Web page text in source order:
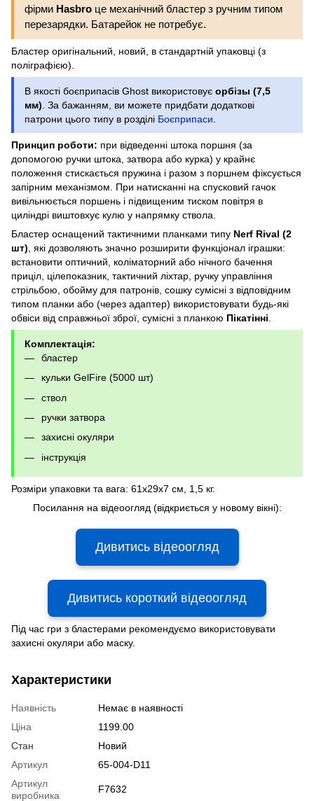
фірми Hasbro це механічний бластер з ручним типом
перезарядки. Батарейок не потребує.
Бластер оригінальний, новий, в стандартній упаковці (з
поліграфією).
В якості боєприпасів Ghost використовує орбізы (7,5
мм) . За бажанням, ви можете придбати додаткові
патрони цього типу в розділі Боєприпаси
Принцип роботи: при відведенні штока поршня (за
допомогою ручки штока, затвора або курка) у крайнє
положення стискається пружина і разом з поршнем фіксується
запірним механізмом. При натисканні на спусковий гачок
вивільнюється поршень і підвищеним тиском повітря в
циліндрі виштовхує кулю у напрямку ствола.
Бластер оснащений тактичними планками типу Nerf Rival (2
шт) , які дозволяють значно розширити функціонал іграшки:
встановити оптичний, коліматорний або нічного бачення
приціл, цілепоказник, тактичний ліхтар, ручку управління
стрільбою, обойму для патронів, сошку сумісні з відповідним
типом планки або (через адаптер) використовувати будь-які
обвіси від справжньої зброї, сумісні з планкою Пікатінні
Комплектація:
бластер
кульки GelFire (5000 шт)
ствол
ручки затвора
захисні окуляри
інструкція
Розміри упаковки та вага: 61x29x7 см, 1,5 кг.
Посилання на відеоогляд (відкриється у новому вікні):
Дивитись відеоогляд
Дивитись короткий відеоогляд
Під час гри з бластерами рекомендуємо використовувати
захисні окуляри або маску.
Характеристики
Наявність
Немає в наявності
Ціна
1199.00
Стан
Новий
Артикул
65-004-D11
Артикул
виробника
F7632